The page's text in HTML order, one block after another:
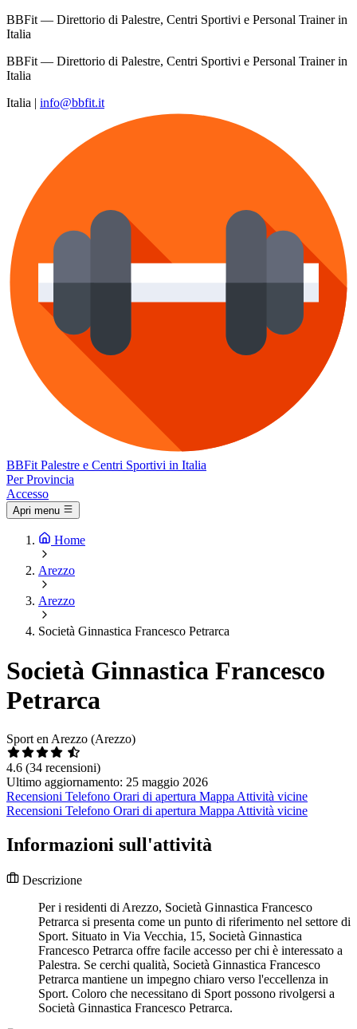
BBFit — Direttorio di Palestre, Centri Sportivi e Personal Trainer in
Italia
BBFit — Direttorio di Palestre, Centri Sportivi e Personal Trainer in
Italia
Italia | info@bbfit.it
BBFit Palestre e Centri Sportivi in Italia
Per Provincia
Accesso
Apri menu
Home
Arezzo
Arezzo
Società Ginnastica Francesco Petrarca
Società Ginnastica Francesco
Petrarca
Sport en Arezzo (Arezzo)
4.6 (34 recensioni)
Ultimo aggiornamento: 25 maggio 2026
Recensioni Telefono Orari di apertura Mappa Attività vicine
Recensioni Telefono Orari di apertura Mappa Attività vicine
Informazioni sull'attività
Descrizione
Per i residenti di Arezzo, Società Ginnastica Francesco
Petrarca si presenta come un punto di riferimento nel settore di
Sport. Situato in Via Vecchia, 15, Società Ginnastica
Francesco Petrarca offre facile accesso per chi è interessato a
Palestra. Se cerchi qualità, Società Ginnastica Francesco
Petrarca mantiene un impegno chiaro verso l'eccellenza in
Sport. Coloro che necessitano di Sport possono rivolgersi a
Società Ginnastica Francesco Petrarca.